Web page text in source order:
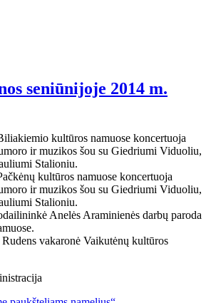
seniūnijoje 2014 m.
kultūros namuose koncertuoja
ir muzikos šou su Giedriumi Viduoliu,
Stalioniu.
kultūros namuose koncertuoja
ir muzikos šou su Giedriumi Viduoliu,
Stalioniu.
Anelės Araminienės darbų paroda
vakaronė Vaikutėnų kultūros